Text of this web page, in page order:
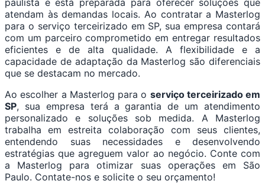
paulista e está preparada para oferecer soluções que
atendam às demandas locais. Ao contratar a Masterlog
para o serviço terceirizado em SP, sua empresa contará
com um parceiro comprometido em entregar resultados
eficientes e de alta qualidade. A flexibilidade e a
capacidade de adaptação da Masterlog são diferenciais
que se destacam no mercado.
Ao escolher a Masterlog para o serviço terceirizado em
SP, sua empresa terá a garantia de um atendimento
personalizado e soluções sob medida. A Masterlog
trabalha em estreita colaboração com seus clientes,
entendendo suas necessidades e desenvolvendo
estratégias que agreguem valor ao negócio. Conte com
a Masterlog para otimizar suas operações em São
Paulo. Contate-nos e solicite o seu orçamento!